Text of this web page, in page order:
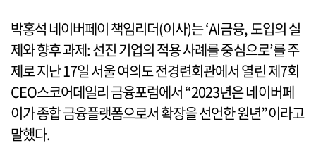
박홍석 네이버페이 책임리더(이사)는 ‘AI금융, 도입의 실
제와 향후 과제: 선진 기업의 적용 사례를 중심으로’를 주
제로 지난 17일 서울 여의도 전경련회관에서 열린 제7회
CEO스코어데일리 금융포럼에서 “2023년은 네이버페
이가 종합 금융플랫폼으로서 확장을 선언한 원년”이라고
말했다.